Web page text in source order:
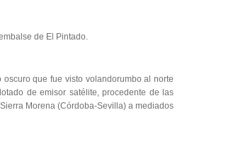
de El Pintado.
que fue visto volandorumbo al norte
de emisor satélite, procedente de las
Morena (Córdoba-Sevilla) a mediados